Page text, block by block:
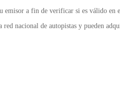
emisor a fin de verificar si es válido en
nacional de autopistas y pueden